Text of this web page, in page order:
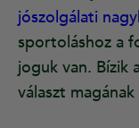
jószolgálati
sportoláshoz a
joguk van. Bízik
választ